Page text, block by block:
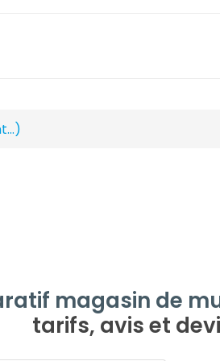
magasin de
tarifs, avis et